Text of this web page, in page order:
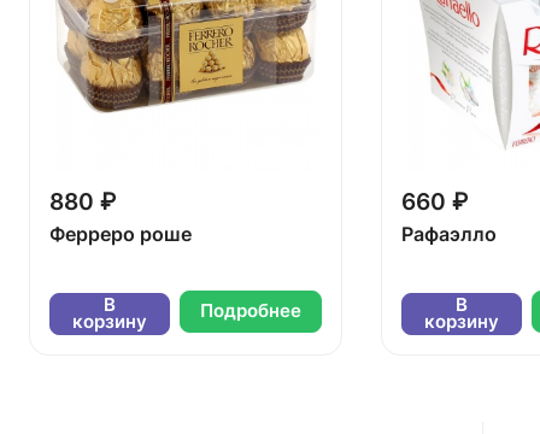
880 ₽
Ферреро роше
В
корзину Подробнее
660 ₽
Рафаэлло
В
корзину